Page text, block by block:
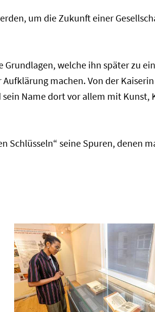
um die Zukunft einer
welche ihn später zu
machen. Von der
Name dort vor allem mit Kunst,
Schlüsseln“ seine Spuren, denen